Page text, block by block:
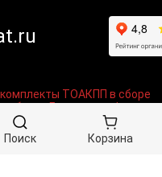
ТОАКПП в сборе
болты
гидроблоки и соленоиды
ленты
Прокладки и
гели, смазки
Поиск Корзина